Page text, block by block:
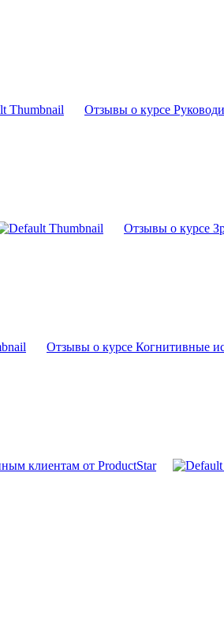
Отзывы о курсе
Отзывы о курсе
Отзывы о курсе Когнитивные
клиентам от ProductStar